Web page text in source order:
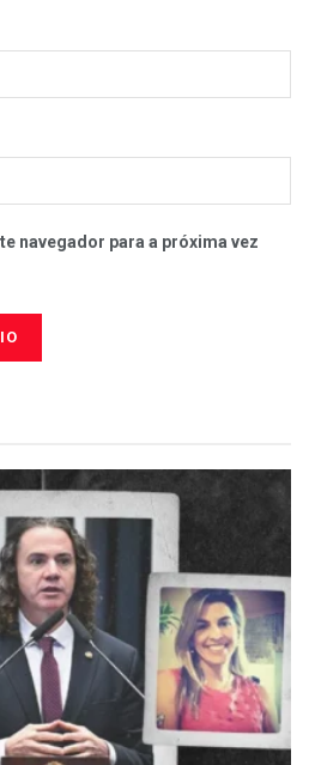
navegador para a próxima vez